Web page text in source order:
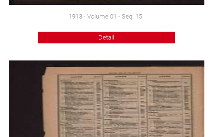
1913 - Volume 01 - Seq: 15
Detail